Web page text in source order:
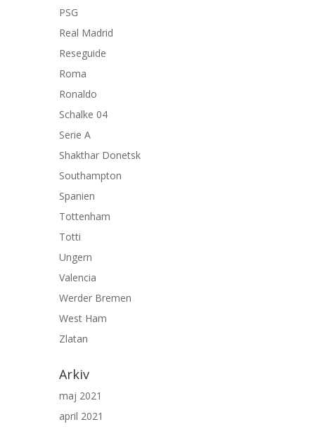
PSG
Real Madrid
Reseguide
Roma
Ronaldo
Schalke 04
Serie A
Shakthar Donetsk
Southampton
Spanien
Tottenham
Totti
Ungern
Valencia
Werder Bremen
West Ham
Zlatan
Arkiv
maj 2021
april 2021